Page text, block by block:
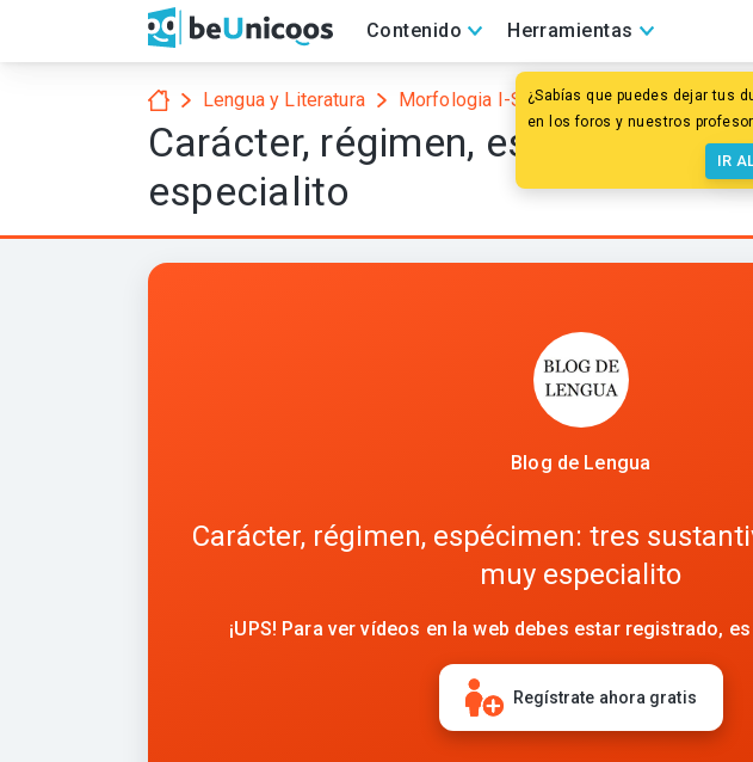
Contenido Herramientas
¿Sabías que puedes dejar tus
en los foros y nuestros
IR
Lengua y Literatura Morfologia I-Sintagma Nominal
Carácter, régimen, espécimen:
especialito
Blog de Lengua
Carácter, régimen, espécimen: tres
muy especialito
¡UPS! Para ver vídeos en la web debes estar registrado,
Regístrate ahora gratis